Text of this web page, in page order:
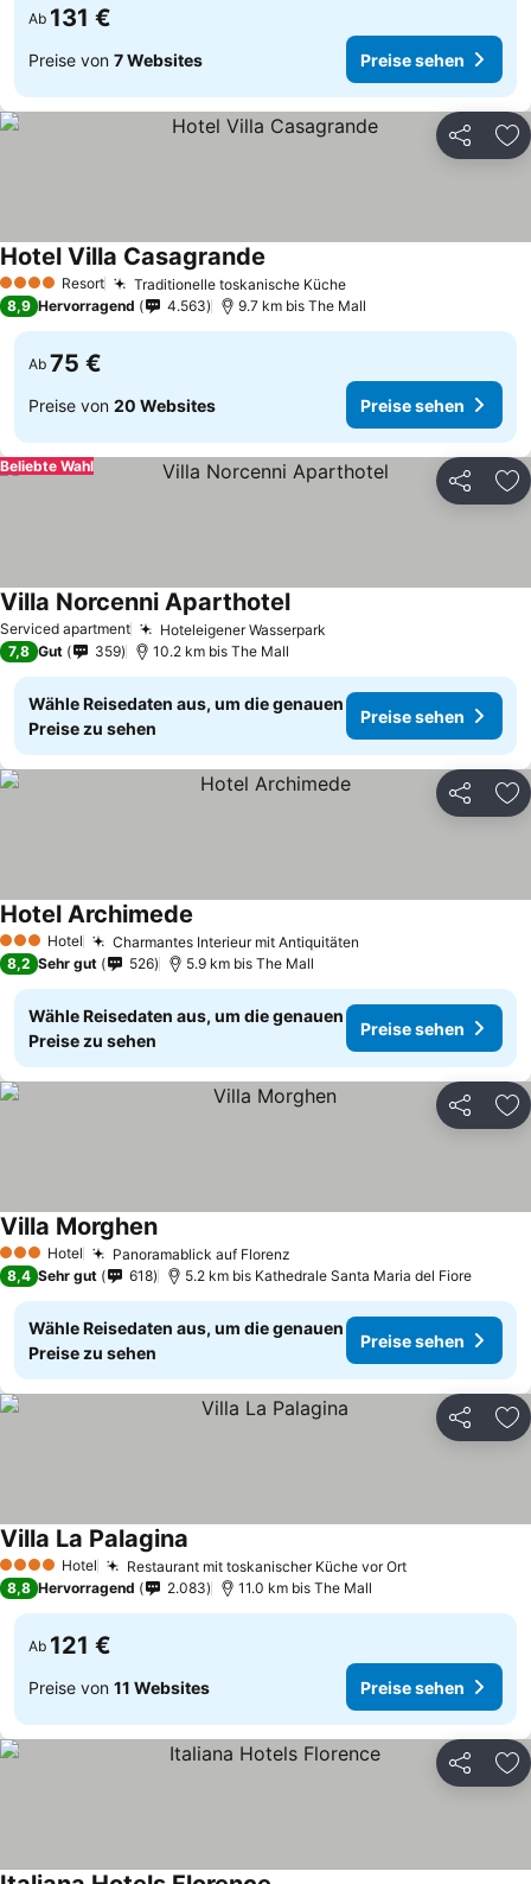
Ab 131 €
Preise von 7 Websites Preise sehen
Teilen
4 Sterne Resort Traditionelle toskanische KüchePreise sehen
Hotel Villa Casagrande
8,9 Hervorragend 4.563 9.7 km bis The Mall
Ab 75 €
Preise von 20 Websites Preise sehen
Teilen
Beliebte Wahl
Serviced apartment Hoteleigener Wasserpark
Villa Norcenni AparthotelPreise sehen
7,8 Gut 359 10.2 km bis The Mall
Wähle Reisedaten aus, um die genauen
Preise zu sehen
Preise sehen
Teilen
3 SterneHotel Charmantes Interieur mit Antiquitäten
Hotel Archimede
8,2 Sehr gut 526 5.9 km bis The Mall
Wähle Reisedaten aus, um die genauen
Preise zu sehen
Preise sehen
Teilen
3 SterneHotel Panoramablick auf Florenz
Villa MorghenPreise sehen
8,4 Sehr gut 618 5.2 km bis Kathedrale Santa Maria del Fiore
Wähle Reisedaten aus, um die genauen
Preise zu sehen
Preise sehen
Teilen
4 Sterne Hotel Restaurant mit toskanischer Küche vor OrtPreise sehen
Villa La Palagina
8,8 Hervorragend 2.083 11.0 km bis The Mall
Ab 121 €
Preise von 11 Websites Preise sehen
Teilen